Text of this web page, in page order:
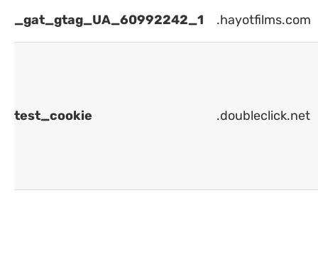
_gat_gtag_UA_60992242_1 .hayotfilms.com
test_cookie .doubleclick.net